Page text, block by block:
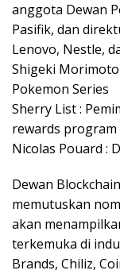
anggota Dewan
Pasifik, dan
Lenovo, Nestle,
Shigeki
Pokemon Series
Sherry List :
rewards program
Nicolas Pouard :
Dewan
memutuskan
akan
terkemuka di
Brands, Chiliz,